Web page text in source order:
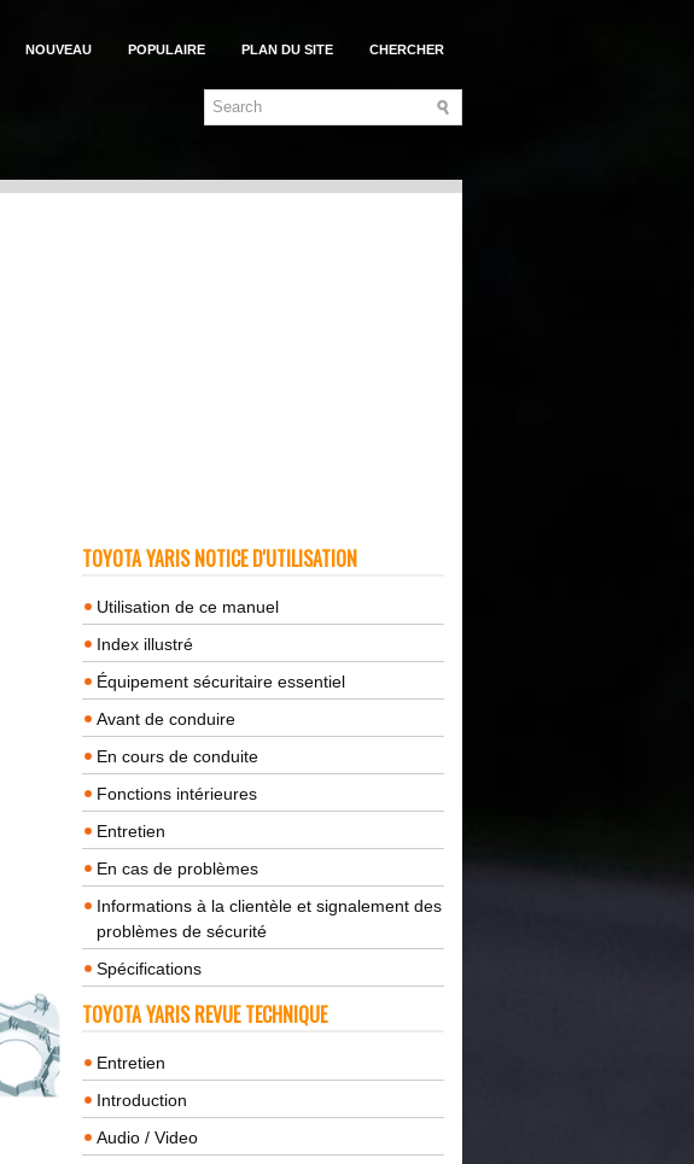
NOUVEAU POPULAIRE PLAN DU SITE CHERCHER
TOYOTA YARIS NOTICE D'UTILISATION
Utilisation de ce manuel
Index illustré
Équipement sécuritaire essentiel
Avant de conduire
En cours de conduite
Fonctions intérieures
Entretien
En cas de problèmes
Informations à la clientèle et signalement des
problèmes de sécurité
Spécifications
TOYOTA YARIS REVUE TECHNIQUE
Entretien
Introduction
Audio / Video